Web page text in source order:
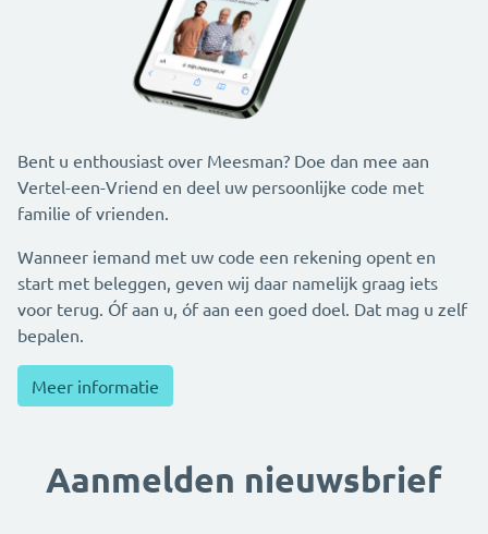
Bent u enthousiast over Meesman? Doe dan mee aan
Vertel-een-Vriend en deel uw persoonlijke code met
familie of vrienden.
Wanneer iemand met uw code een rekening opent en
start met beleggen, geven wij daar namelijk graag iets
voor terug. Óf aan u, óf aan een goed doel. Dat mag u zelf
bepalen.
Meer informatie
Aanmelden nieuwsbrief